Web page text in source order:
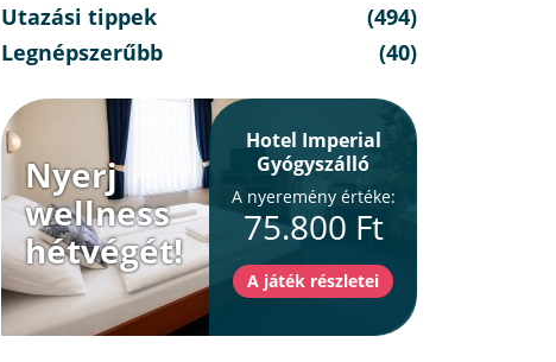
Utazási tippek
(494)
Legnépszerűbb
(40)
Nyerj
wellness
hétvégét!
Hotel Imperial
Gyógyszálló
A nyeremény értéke:
75.800 Ft